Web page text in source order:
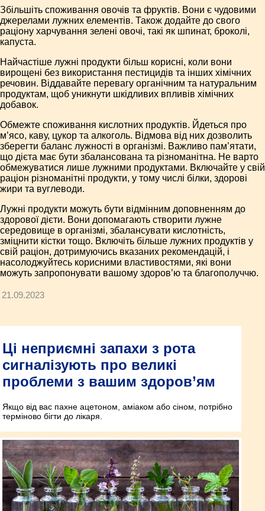
Збільшіть споживання овочів та фруктів. Вони є чудовими
джерелами лужних елементів. Також додайте до свого
раціону харчування зелені овочі, такі як шпинат, броколі,
капуста.
Найчастіше лужні продукти більш корисні, коли вони
вирощені без використання пестицидів та інших хімічних
речовин. Віддавайте перевагу органічним та натуральним
продуктам, щоб уникнути шкідливих впливів хімічних
добавок.
Обмежте споживання кислотних продуктів. Йдеться про
м’ясо, каву, цукор та алкоголь. Відмова від них дозволить
зберегти баланс лужності в організмі. Важливо пам’ятати,
що дієта має бути збалансована та різноманітна. Не варто
обмежуватися лише лужними продуктами. Включайте у свій
раціон різноманітні продукти, у тому числі білки, здорові
жири та вуглеводи.
Лужні продукти можуть бути відмінним доповненням до
здорової дієти. Вони допомагають створити лужне
середовище в організмі, збалансувати кислотність,
зміцнити кістки тощо. Включіть більше лужних продуктів у
свій раціон, дотримуючись вказаних рекомендацій, і
насолоджуйтесь корисними властивостями, які вони
можуть запропонувати вашому здоров’ю та благополуччю.
21.09.2023
Ці неприємні запахи з рота
сигналізують про великі
проблеми з вашим здоров’ям
Якщо від вас пахне ацетоном, аміаком або сіном, потрібно
терміново бігти до лікаря.